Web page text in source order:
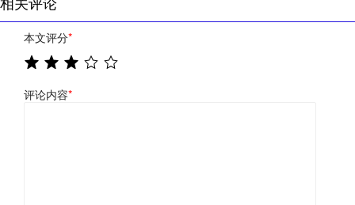
本文评分*
评论内容*